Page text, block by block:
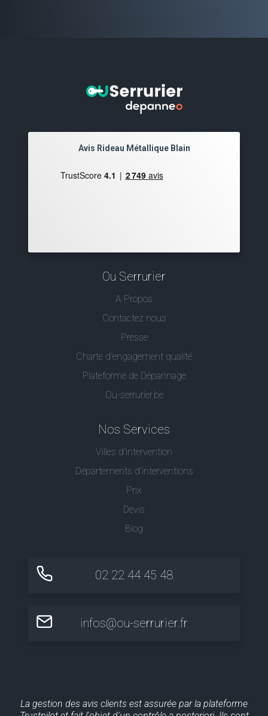
Avis Rideau Métallique Blain
Ou Serrurier
A Propos
Contactez nous
Presse
Charte d’engagement qualité
Plateforme de Dépannage
Ou-serrurier.be
Nos Services
Villes d'intervention
Départements d'interventions
Prix
Devis
Blog
02 22 44 45 48
infos@ou-serrurier.fr
La gestion des avis clients est assurée par la plateforme